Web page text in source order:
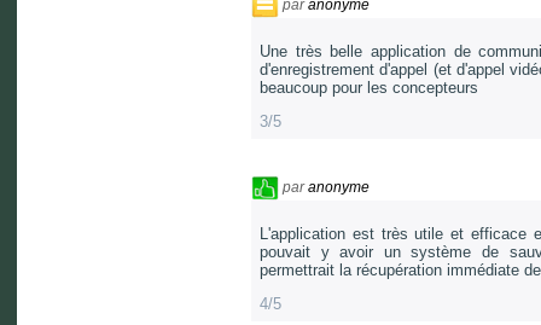
paranonyme
Une très belle application de
d'enregistrement d'appel (et d'appel
beaucoup pour les concepteurs
3/5
paranonyme
L'application est très utile et efficace
pouvait y avoir un système de
permettrait la récupération immédiate
4/5